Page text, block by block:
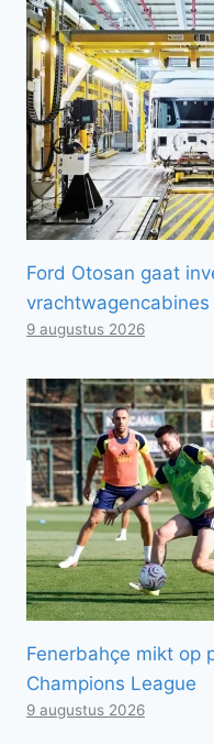
Ford Otosan gaat
vrachtwagencabines
9 augustus 2026
Fenerbahçe mikt op
Champions League
9 augustus 2026